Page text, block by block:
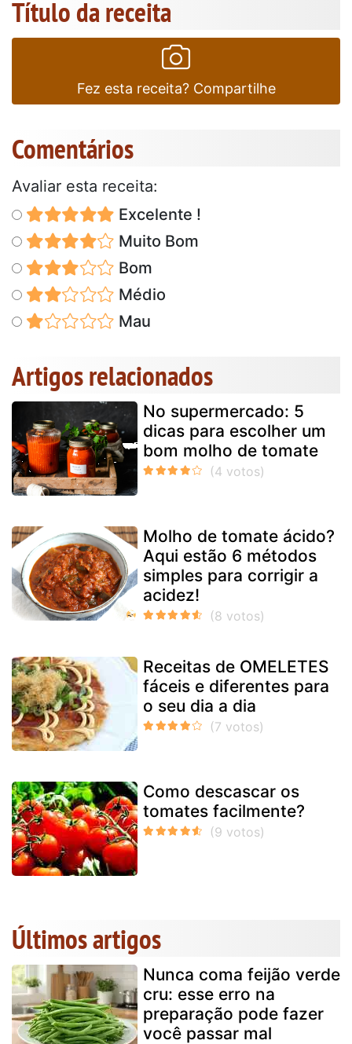
Título da receita
Fez esta receita? Compartilhe
Comentários
Avaliar esta receita:
Excelente !
Muito Bom
Bom
Médio
Mau
Artigos relacionados
No supermercado: 5
dicas para escolher um
bom molho de tomate
Molho de tomate ácido?
Aqui estão 6 métodos
simples para corrigir a
acidez!
Receitas de OMELETES
fáceis e diferentes para
o seu dia a dia
Como descascar os
tomates facilmente?
Últimos artigos
Nunca coma feijão verde
cru: esse erro na
preparação pode fazer
você passar mal